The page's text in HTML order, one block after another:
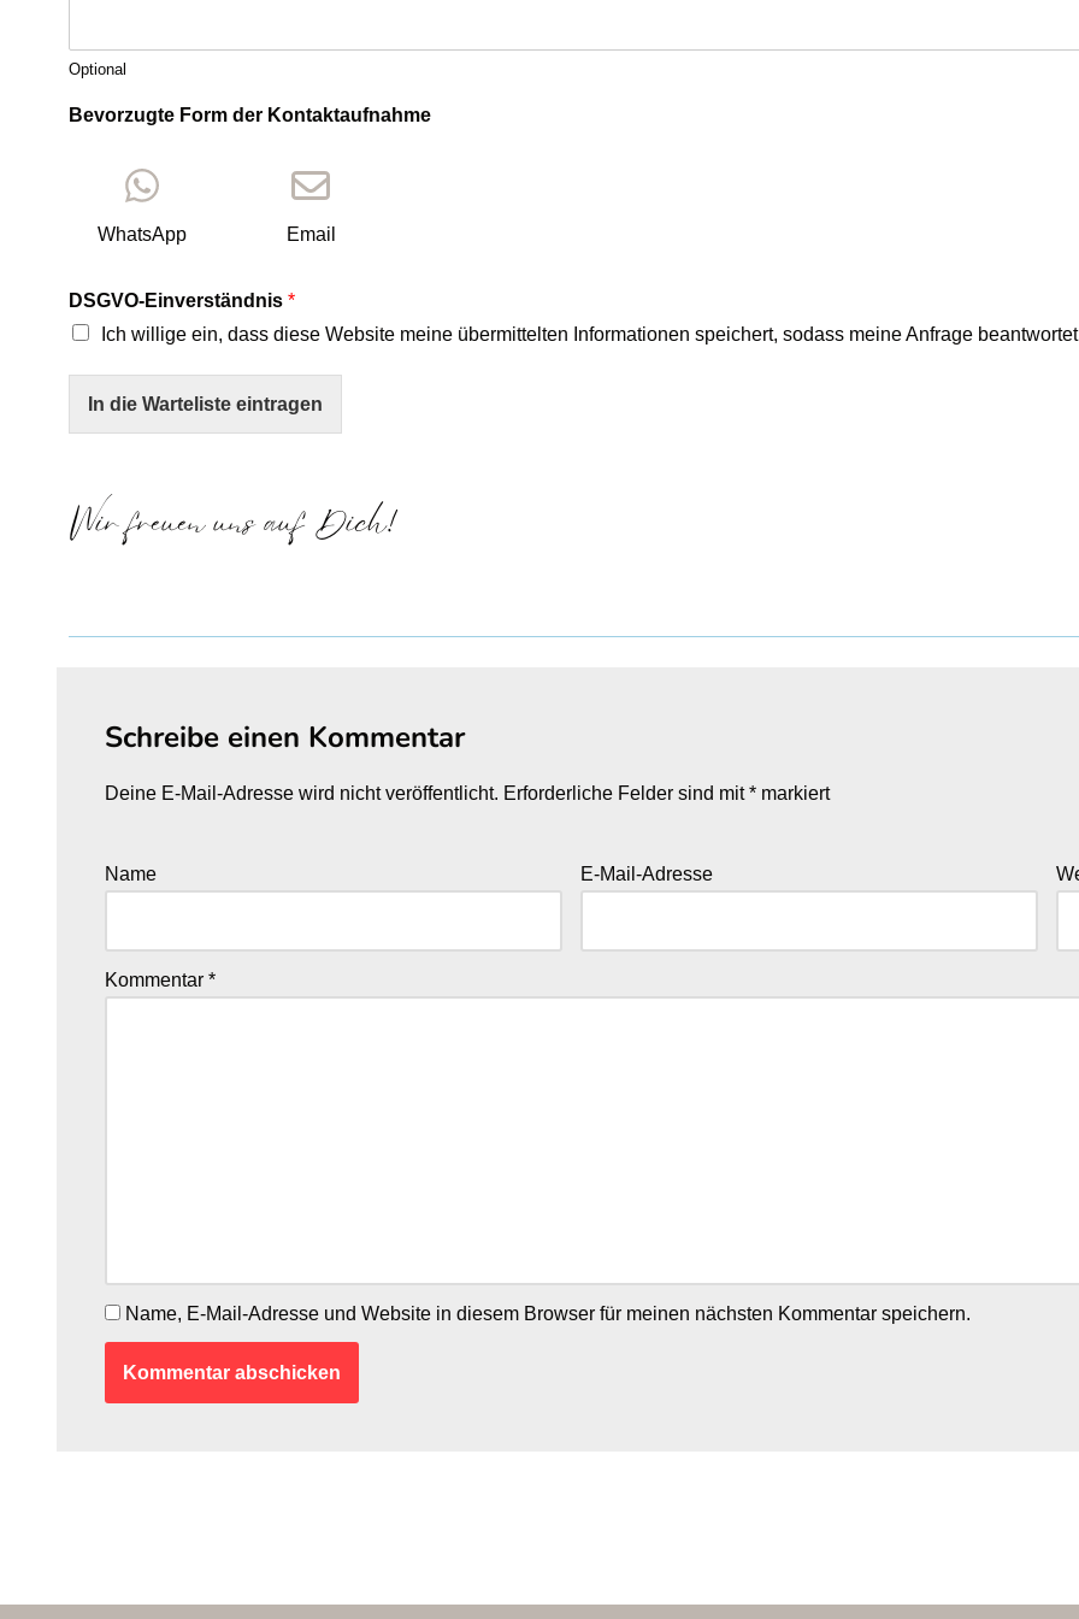
e
Optional
Bevorzugte Form der Kontaktaufnahme
WhatsApp Email
DSGVO-Einverständnis *
Ich willige ein, dass diese Website meine übermittelten Informationen speichert, sodass meine Anfrage
In die Warteliste eintragen
Wir freuen uns auf Dich!
Schreibe einen Kommentar
Deine E-Mail-Adresse wird nicht veröffentlicht. Erforderliche Felder sind mit* markiert
Name E-Mail-Adresse
Kommentar *
Name, E-Mail-Adresse und Website in diesem Browser für meinen nächsten Kommentar speichern.